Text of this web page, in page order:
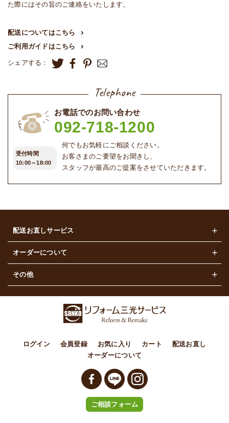
た際にはその旨のご連絡をいたします。
配送についてはこちら
ご利用ガイドはこちら
シェアする：
Telephone
お電話でのお問い合わせ
092-718-1200
受付時間
10:00～18:00
何でもお気軽にご相談ください。
お客さまのご要望をお聞きし、
スタッフが最高のご提案をさせていただきます。
配送お直しサービス
レディース
その他
オーダーについて
オーダー商品の販売
その他
ご利用ガイド
ご相談フォーム
ログイン 会員登録 お気に入り カート
配送お直し
オーダーについて
ご相談フォーム